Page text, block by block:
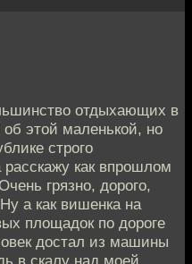
отдыхающих в
этой маленькой, но
строго
как впрошлом
грязно, дорого,
а как вишенка на
площадок по дороге
достал из машины